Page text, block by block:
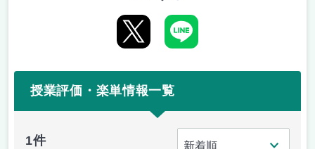
授業評価・楽単情報一覧
1件